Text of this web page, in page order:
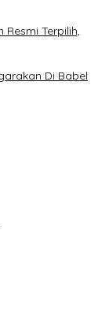
Resmi Terpilih,
Di Babel